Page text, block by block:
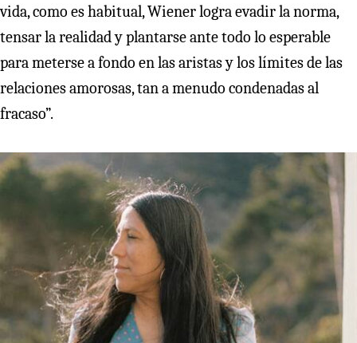
vida, como es habitual, Wiener logra evadir la norma,
tensar la realidad y plantarse ante todo lo esperable
para meterse a fondo en las aristas y los límites de las
relaciones amorosas, tan a menudo condenadas al
fracaso”.